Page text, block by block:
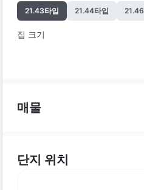
21.43타입 21.44타입 21.46
집 크기
매물
단지 위치